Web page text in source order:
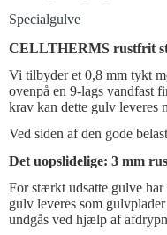
Specialgulve
CELLTHERMS rustfrit
Vi tilbyder et 0,8 mm tykt
ovenpå en 9-lags vandfast
krav kan dette gulv leveres
Ved siden af den gode
Det uopslidelige: 3 mm
For stærkt udsatte gulve
gulv leveres som
undgås ved hjælp af